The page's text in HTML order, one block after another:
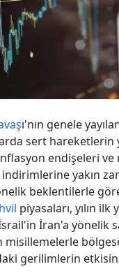
ı'nın genele
sert hareketlerin
endişeleri
indirimlerine yakın
beklentilerle
piyasaları, yılın ilk
İran'a yönelik
misillemelerle
gerilimlerin